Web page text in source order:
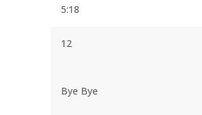
5:18
12
Bye Bye